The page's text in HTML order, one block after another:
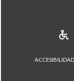
ACCESIBILIDAD